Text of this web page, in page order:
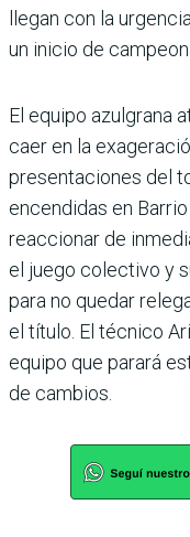
llegan con la
un inicio de
El equipo azulgrana
caer en la
presenta­ciones del
encendidas en
reaccionar de
el juego colectivo y
para no quedar
el título. El técnico
equipo que parará
de cambios.